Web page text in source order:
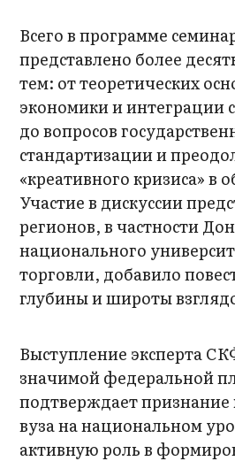
Всего в программе
представлено более
тем: от теоретических
экономики и интеграции
до вопросов
стандартизации и
«креативного кризиса» в
Участие в дискуссии
регионов, в частности
национального
торговли, добавило
глубины и широты
Выступление эксперта
значимой федеральной
подтверждает
вуза на национальном
активную роль в